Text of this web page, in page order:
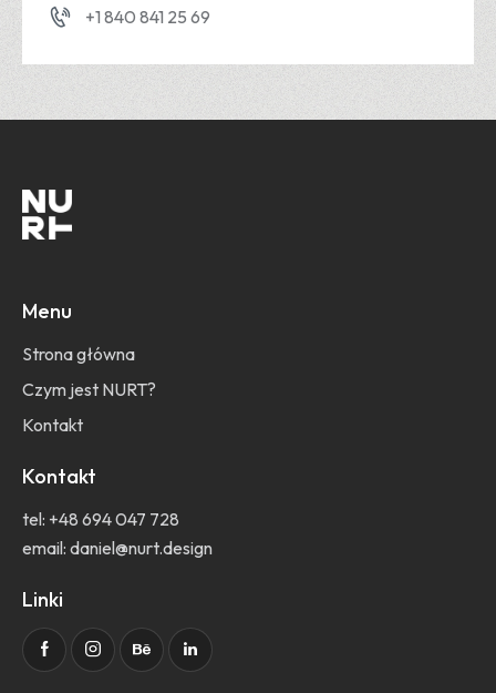
+1 840 841 25 69
Menu
Strona główna
Czym jest NURT?
Kontakt
Kontakt
tel: +48 694 047 728
email: daniel@nurt.design
Linki